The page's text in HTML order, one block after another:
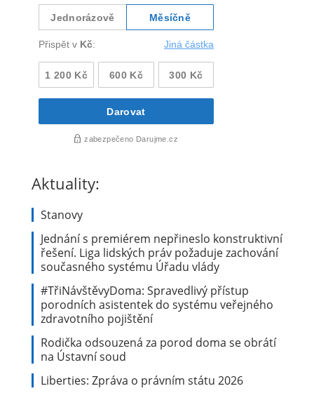
Aktuality:
Stanovy
Jednání s premiérem nepřineslo konstruktivní
řešení. Liga lidských práv požaduje zachování
současného systému Úřadu vlády
#TřiNávštěvyDoma: Spravedlivý přístup
porodních asistentek do systému veřejného
zdravotního pojištění
Rodička odsouzená za porod doma se obrátí
na Ústavní soud
Liberties: Zpráva o právním státu 2026